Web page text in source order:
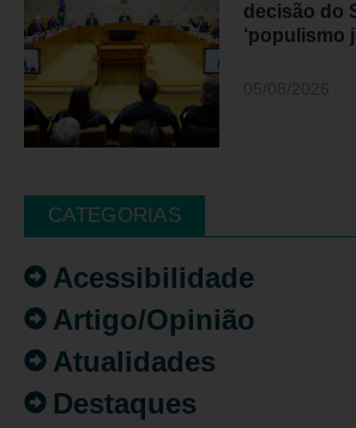
decisão do
‘populismo
CATEGORIAS
Acessibilidade
Artigo/Opinião
Atualidades
Destaques